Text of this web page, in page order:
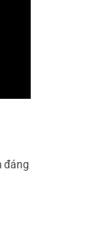
đáng